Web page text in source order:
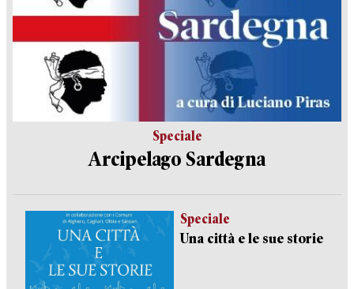
Speciale
Arcipelago Sardegna
Speciale
Una città e le sue storie